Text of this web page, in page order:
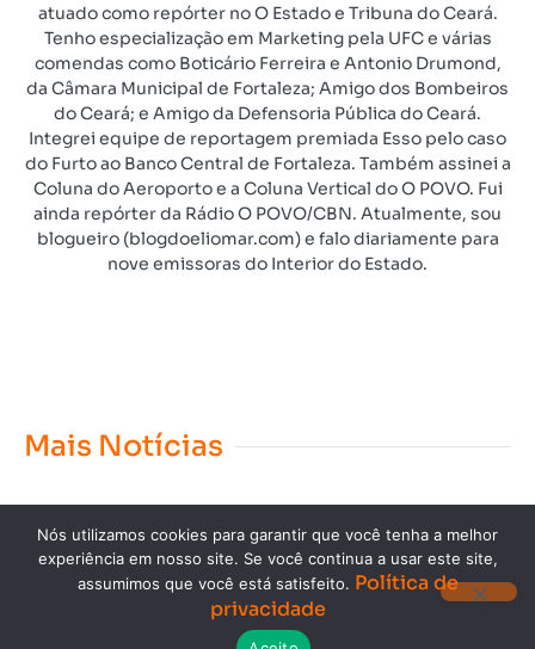
atuado como repórter no O Estado e Tribuna do Ceará.
Tenho especialização em Marketing pela UFC e várias
comendas como Boticário Ferreira e Antonio Drumond,
da Câmara Municipal de Fortaleza; Amigo dos Bombeiros
do Ceará; e Amigo da Defensoria Pública do Ceará.
Integrei equipe de reportagem premiada Esso pelo caso
do Furto ao Banco Central de Fortaleza. Também assinei a
Coluna do Aeroporto e a Coluna Vertical do O POVO. Fui
ainda repórter da Rádio O POVO/CBN. Atualmente, sou
blogueiro (blogdoeliomar.com) e falo diariamente para
nove emissoras do Interior do Estado.
Mais Notícias
Copyright © 2023. Todos os direitos reservados.
Nós utilizamos cookies para garantir que você tenha a melhor
experiência em nosso site. Se você continua a usar este site,
assumimos que você está satisfeito. Política de
privacidade